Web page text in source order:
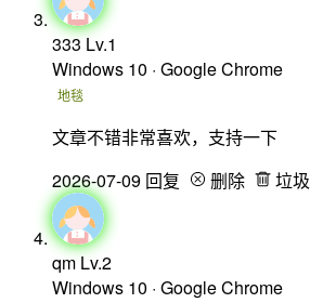
333 Lv.1
Windows 10 · Google Chrome
地毯
文章不错非常喜欢，支持一下
2026-07-09 回复 删除 垃圾
qmLv.2
Windows 10 · Google Chrome